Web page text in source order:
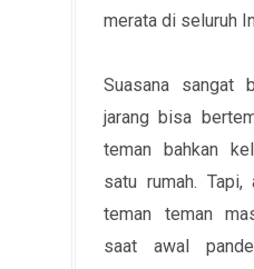
merata di seluruh
Suasana sangat
jarang bisa
teman bahkan
satu rumah. Tapi,
teman teman
saat awal